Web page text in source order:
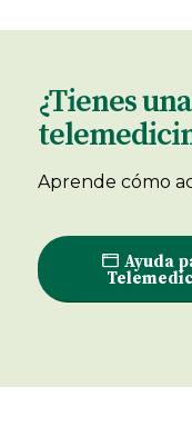
¿Tienes
Aprende cómo
Ayuda